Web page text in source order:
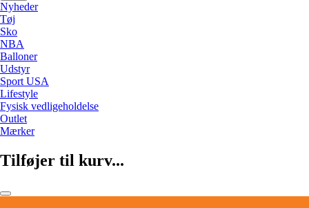
Nyheder
Tøj
Sko
NBA
Balloner
Udstyr
Sport USA
Lifestyle
Fysisk vedligeholdelse
Outlet
Mærker
Tilføjer til kurv...